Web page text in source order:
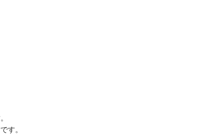
す。